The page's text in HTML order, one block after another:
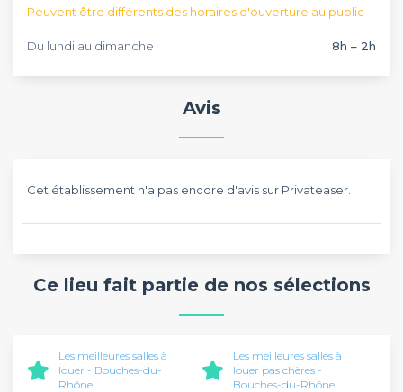
Peuvent être différents des horaires d'ouverture au public
Du lundi au dimanche 8h – 2h
Avis
Cet établissement n'a pas encore d'avis sur Privateaser.
Ce lieu fait partie de nos sélections
Les meilleures salles à
louer - Bouches-du-
Rhône
Les meilleures salles à
louer pas chères -
Bouches-du-Rhône